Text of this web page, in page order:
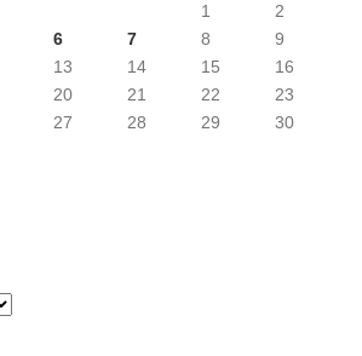
1
2
6 7 8
9
13 14 15
16
20 21 22
23
27 28 29
30